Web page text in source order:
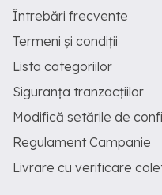
Întrebări frecvente
Termeni și condiții
Lista categoriilor
Siguranța tranzacțiilor
Modifică setările de
Regulament Campanie
Livrare cu verificare